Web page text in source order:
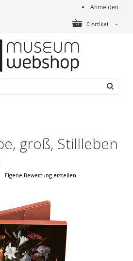
Anmelden
0 Artikel
groß, Stillleben
Eigene Bewertung erstellen